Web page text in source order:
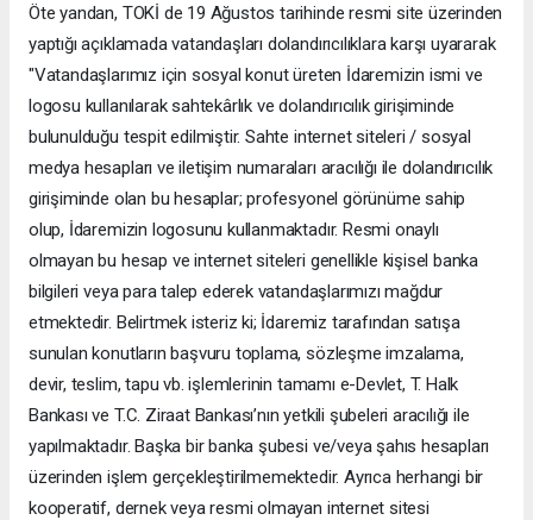
Öte yandan, TOKİ de 19 Ağustos tarihinde resmi site üzerinden
yaptığı açıklamada vatandaşları dolandırıcılıklara karşı uyararak
"Vatandaşlarımız için sosyal konut üreten İdaremizin ismi ve
logosu kullanılarak sahtekârlık ve dolandırıcılık girişiminde
bulunulduğu tespit edilmiştir. Sahte internet siteleri / sosyal
medya hesapları ve iletişim numaraları aracılığı ile dolandırıcılık
girişiminde olan bu hesaplar; profesyonel görünüme sahip
olup, İdaremizin logosunu kullanmaktadır. Resmi onaylı
olmayan bu hesap ve internet siteleri genellikle kişisel banka
bilgileri veya para talep ederek vatandaşlarımızı mağdur
etmektedir. Belirtmek isteriz ki; İdaremiz tarafından satışa
sunulan konutların başvuru toplama, sözleşme imzalama,
devir, teslim, tapu vb. işlemlerinin tamamı e-Devlet, T. Halk
Bankası ve T.C. Ziraat Bankası’nın yetkili şubeleri aracılığı ile
yapılmaktadır. Başka bir banka şubesi ve/veya şahıs hesapları
üzerinden işlem gerçekleştirilmemektedir. Ayrıca herhangi bir
kooperatif, dernek veya resmi olmayan internet sitesi